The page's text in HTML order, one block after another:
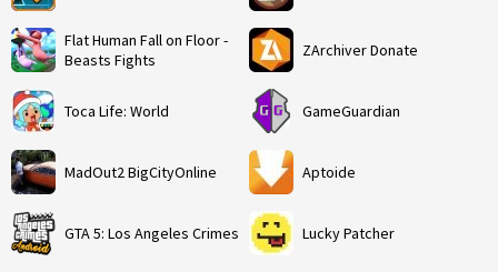
Flat Human Fall on Floor -
Beasts Fights
Toca Life: World
MadOut2 BigCityOnline
GTA 5: Los Angeles Crimes
ZArchiver Donate
GameGuardian
Aptoide
Lucky Patcher